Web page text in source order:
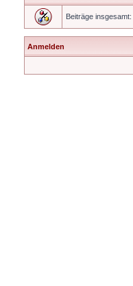
Beiträge insgesamt:
Anmelden